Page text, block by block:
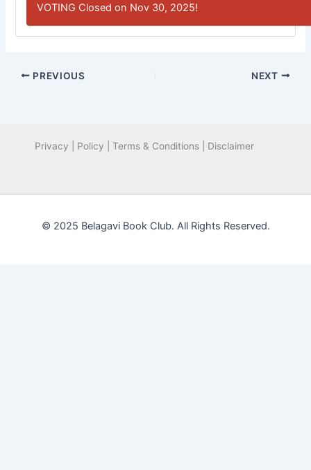
VOTING Closed on Nov 30, 2025!
PREVIOUS NEXT
Privacy | Policy | Terms & Conditions | Disclaimer
© 2025 Belagavi Book Club. All Rights Reserved.